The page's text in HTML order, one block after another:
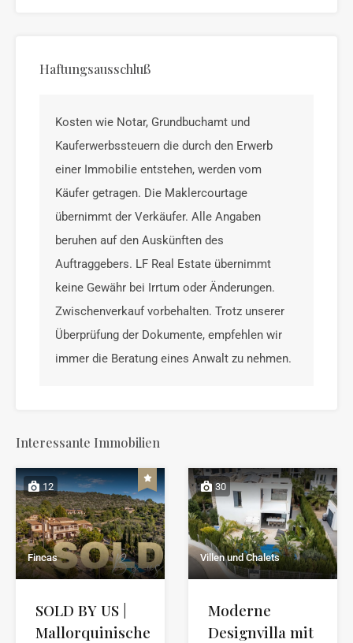
Haftungsausschluß
Kosten wie Notar, Grundbuchamt und
Kauferwerbssteuern die durch den Erwerb
einer Immobilie entstehen, werden vom
Käufer getragen. Die Maklercourtage
übernimmt der Verkäufer. Alle Angaben
beruhen auf den Auskünften des
Auftraggebers. LF Real Estate übernimmt
keine Gewähr bei Irrtum oder Änderungen.
Zwischenverkauf vorbehalten. Trotz unserer
Überprüfung der Dokumente, empfehlen wir
immer die Beratung eines Anwalt zu nehmen.
Interessante Immobilien
12
Fincas
SOLD BY US |
Mallorquinische
30
Villen und Chalets
Moderne
Designvilla mit